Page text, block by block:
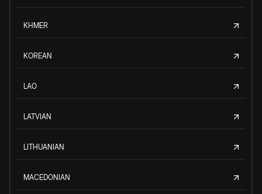
KHMER
KOREAN
LAO
LATVIAN
LITHUANIAN
MACEDONIAN